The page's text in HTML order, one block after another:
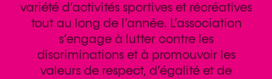
variété d’activités sportives et récréatives
tout au long de l’année. L’association
s’engage à lutter contre les
discriminations et à promouvoir les
valeurs de respect, d’égalité et de